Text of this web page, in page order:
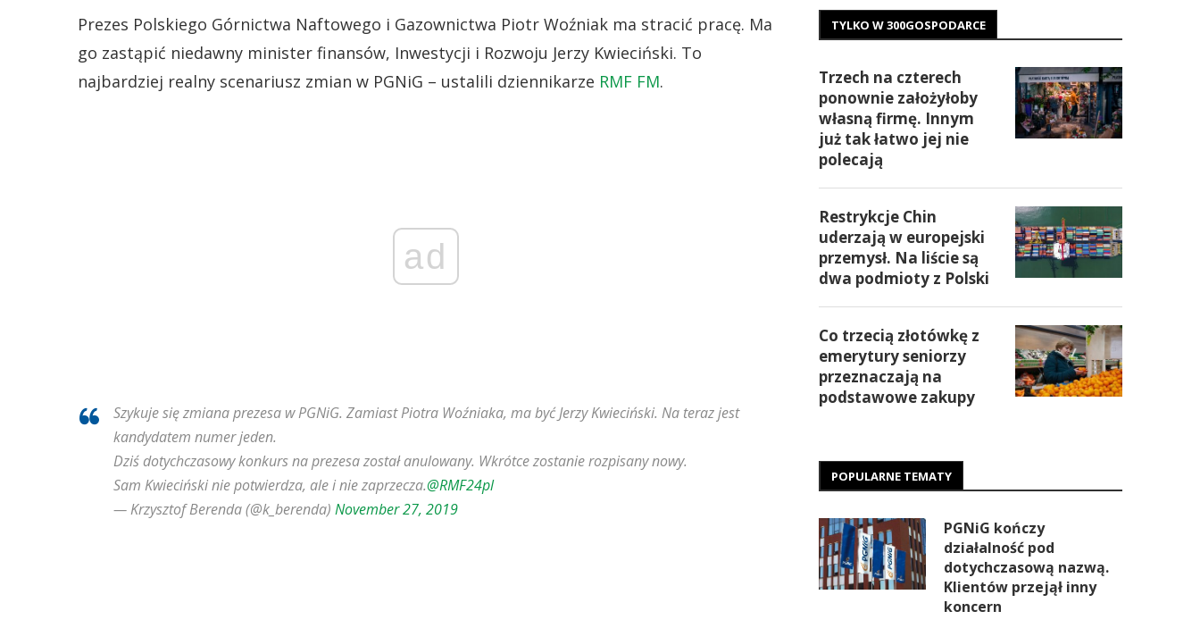
Prezes Polskiego Górnictwa Naftowego i Gazownictwa Piotr Woźniak ma stracić pracę. Ma
go zastąpić niedawny minister finansów, Inwestycji i Rozwoju Jerzy Kwieciński. To
najbardziej realny scenariusz zmian w PGNiG – ustalili dziennikarze RMF FM.
ad
Szykuje się zmiana prezesa w PGNiG. Zamiast Piotra Woźniaka, ma być Jerzy Kwieciński. Na teraz jest
kandydatem numer jeden.
Dziś dotychczasowy konkurs na prezesa został anulowany. Wkrótce zostanie rozpisany nowy.
Sam Kwieciński nie potwierdza, ale i nie zaprzecza.@RMF24pl
— Krzysztof Berenda (@k_berenda) November 27, 2019
TYLKO W 300GOSPODARCE
Trzech na czterech
ponownie założyłoby
własną firmę. Innym
już tak łatwo jej nie
polecają
Restrykcje Chin
uderzają w europejski
przemysł. Na liście są
dwa podmioty z Polski
Co trzecią złotówkę z
emerytury seniorzy
przeznaczają na
podstawowe zakupy
POPULARNE TEMATY
PGNiG kończy
działalność pod
dotychczasową nazwą.
Klientów przejął inny
koncern